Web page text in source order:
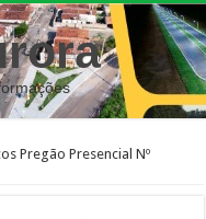
Pregão Presencial Nº